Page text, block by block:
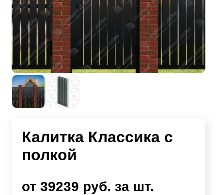
Калитка Классика с
полкой
от 39239 руб. за шт.